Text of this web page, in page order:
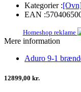
Kategorier :
EAN :
Homeshop reklame
Mere information
Aduro 9-1
12899,00 kr.